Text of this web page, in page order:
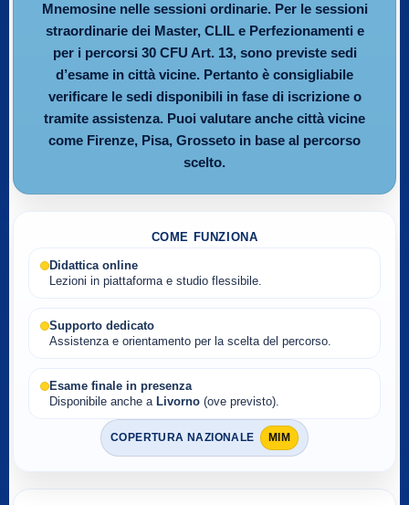
Mnemosine nelle sessioni ordinarie. Per le sessioni
straordinarie dei Master, CLIL e Perfezionamenti e
per i percorsi 30 CFU Art. 13, sono previste sedi
d’esame in città vicine. Pertanto è consigliabile
verificare le sedi disponibili in fase di iscrizione o
tramite assistenza. Puoi valutare anche città vicine
come Firenze, Pisa, Grosseto in base al percorso
scelto.
COME FUNZIONA
Didattica online
Lezioni in piattaforma e studio flessibile.
Supporto dedicato
Assistenza e orientamento per la scelta del percorso.
Esame finale in presenza
Disponibile anche a Livorno (ove previsto).
COPERTURA NAZIONALE MIM